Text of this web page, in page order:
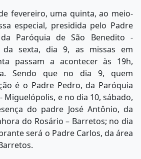
fevereiro, uma quinta, ao meio-
especial, presidida pelo Padre
Paróquia de São Benedito -
sexta, dia 9, as missas em
passam a acontecer às 19h,
Sendo que no dia 9, quem
é o Padre Pedro, da Paróquia
Miguelópolis, e no dia 10, sábado,
do padre José Antônio, da
do Rosário – Barretos; no dia
será o Padre Carlos, da área